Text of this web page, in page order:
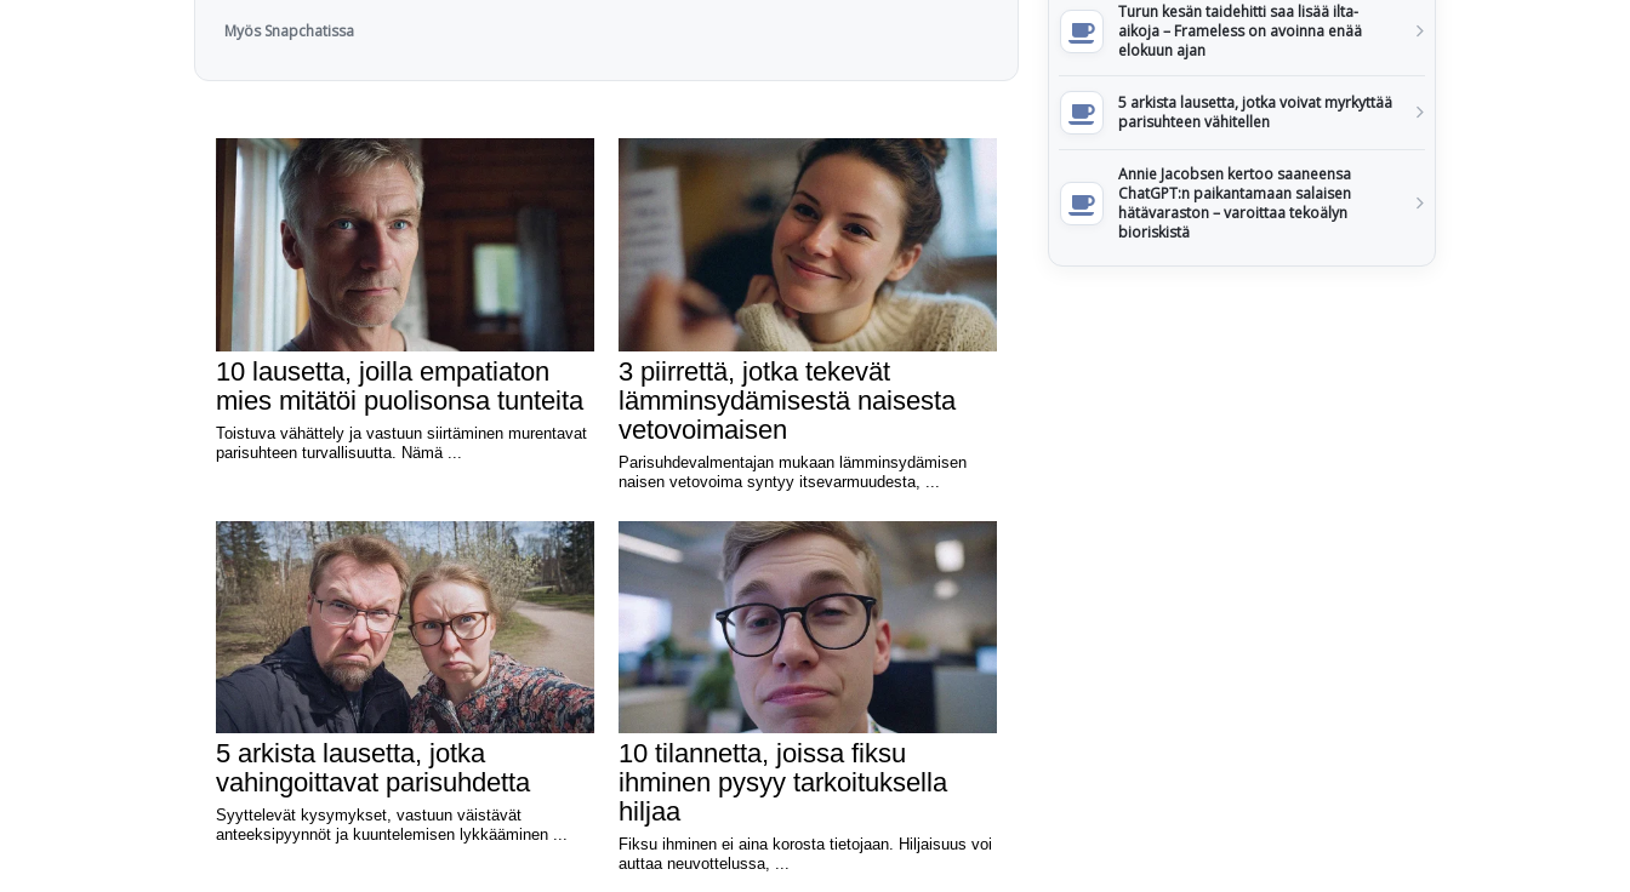
Myös Snapchatissa
Turun kesän taidehitti saa lisää ilta-
aikoja – Frameless on avoinna enää
elokuun ajan
5 arkista lausetta, jotka voivat myrkyttää
parisuhteen vähitellen
Annie Jacobsen kertoo saaneensa
ChatGPT:n paikantamaan salaisen
hätävaraston – varoittaa tekoälyn
bioriskistä